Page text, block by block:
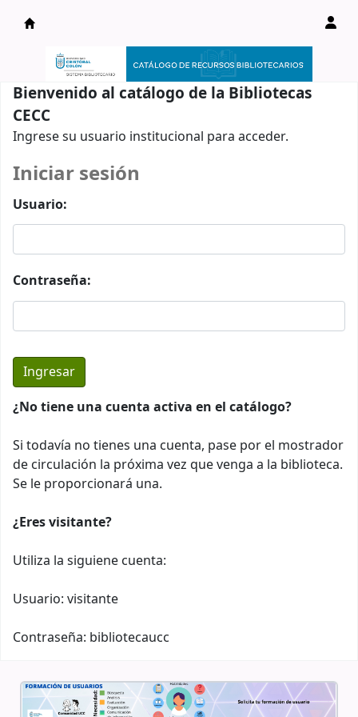
Catálogo en línea
Bienvenido al catálogo de la Bibliotecas
CECC
Ingrese su usuario institucional para acceder.
Iniciar sesión
Usuario:
Contraseña:
¿No tiene una cuenta activa en el catálogo?
Si todavía no tienes una cuenta, pase por el mostrador
de circulación la próxima vez que venga a la biblioteca.
Se le proporcionará una.
¿Eres visitante?
Utiliza la siguiene cuenta:
Usuario: visitante
Contraseña: bibliotecaucc